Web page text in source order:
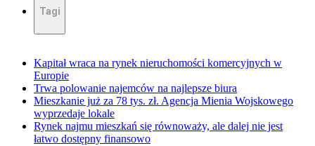
Tagi
Kapitał wraca na rynek nieruchomości komercyjnych w
Europie
Trwa polowanie najemców na najlepsze biura
Mieszkanie już za 78 tys. zł. Agencja Mienia Wojskowego
wyprzedaje lokale
Rynek najmu mieszkań się równoważy, ale dalej nie jest
łatwo dostępny finansowo